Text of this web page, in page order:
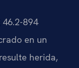
894
en un
herida,